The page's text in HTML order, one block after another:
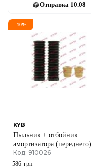
INFINITI
IVECO
JAGUAR
LANCIA
LAND ROVER
Отправка 10.08
-10%
KYB
Пыльник + отбойник
амортизатора (переднего)
Ford Kuga 08-(к-кт 2 шт.)
Код: 910026
586 грн